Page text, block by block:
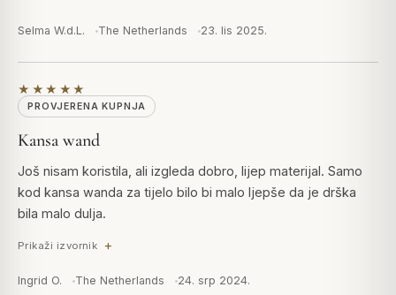
Selma W.d.L. The Netherlands 23. lis 2025.
★★★★★
PROVJERENA KUPNJA
Kansa wand
Još nisam koristila, ali izgleda dobro, lijep materijal. Samo
kod kansa wanda za tijelo bilo bi malo ljepše da je drška
bila malo dulja.
Prikaži izvornik
Ingrid O. The Netherlands 24. srp 2024.